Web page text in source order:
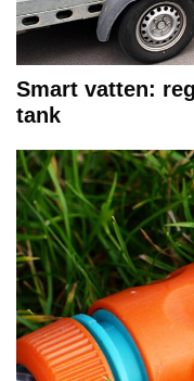
Smart vatten:
tank